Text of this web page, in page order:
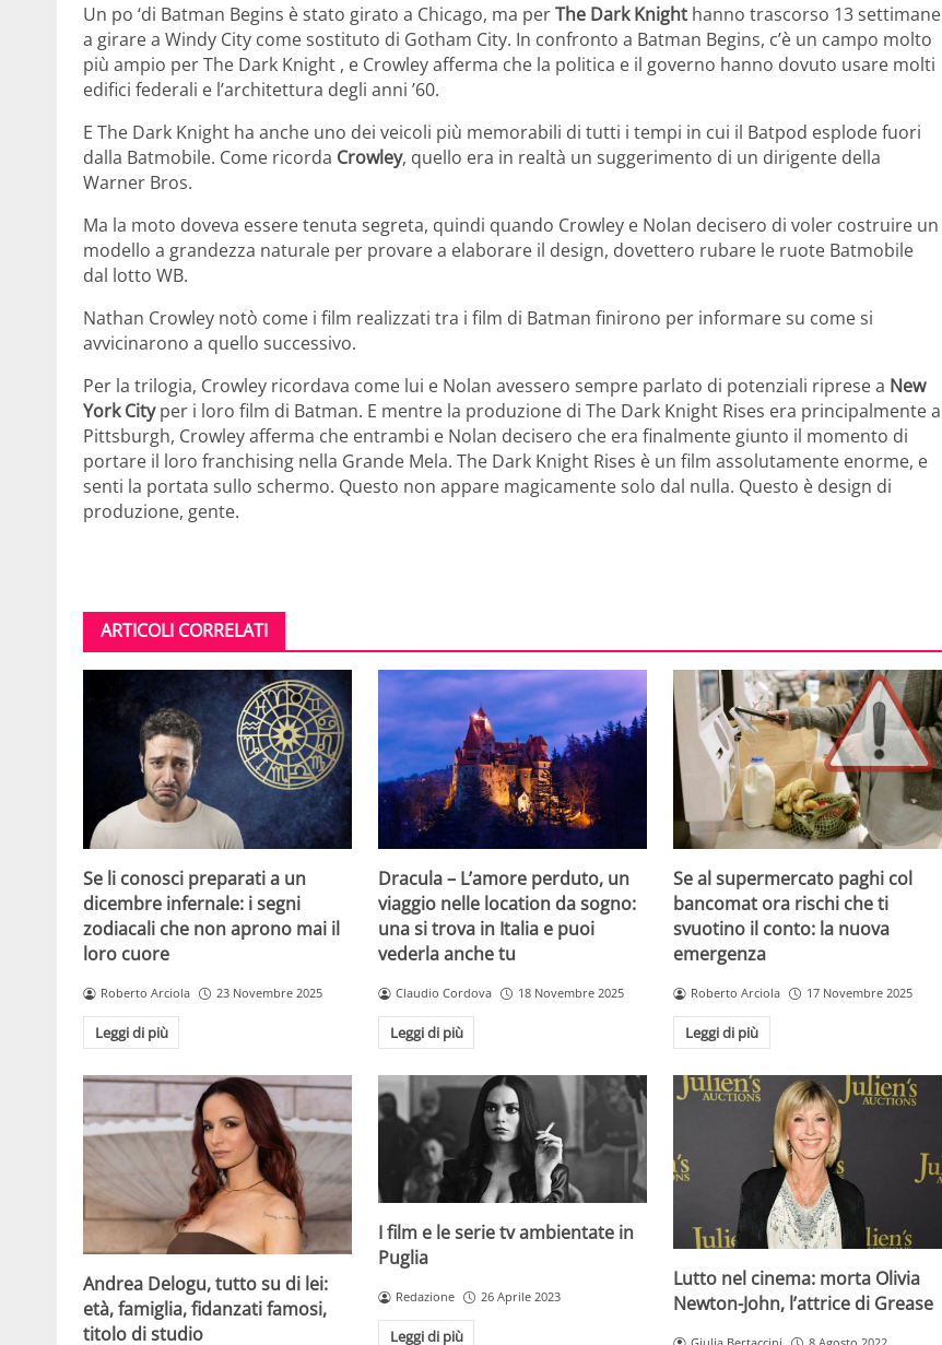
Un po ‘di Batman Begins è stato girato a Chicago, ma perThe Dark Knight hanno trascorso 13 settimane
a girare a Windy City come sostituto di Gotham City. In confronto a Batman Begins, c’è un campo molto
più ampio per The Dark Knight , e Crowley afferma che la politica e il governo hanno dovuto usare molti
edifici federali e l’architettura degli anni ’60.
E The Dark Knight ha anche uno dei veicoli più memorabili di tutti i tempi in cui il Batpod esplode fuori
dalla Batmobile. Come ricorda Crowley, quello era in realtà un suggerimento di un dirigente della
Warner Bros.
Ma la moto doveva essere tenuta segreta, quindi quando Crowley e Nolan decisero di voler costruire un
modello a grandezza naturale per provare a elaborare il design, dovettero rubare le ruote Batmobile
dal lotto WB.
Nathan Crowley notò come i film realizzati tra i film di Batman finirono per informare su come si
avvicinarono a quello successivo.
Per la trilogia, Crowley ricordava come lui e Nolan avessero sempre parlato di potenziali riprese a New
York Cityper i loro film di Batman. E mentre la produzione di The Dark Knight Rises era principalmente a
Pittsburgh, Crowley afferma che entrambi e Nolan decisero che era finalmente giunto il momento di
portare il loro franchising nella Grande Mela. The Dark Knight Rises è un film assolutamente enorme, e
senti la portata sullo schermo. Questo non appare magicamente solo dal nulla. Questo è design di
produzione, gente.
ARTICOLI CORRELATI
Se li conosci preparati a un
dicembre infernale: i segni
zodiacali che non aprono mai il
loro cuore
Roberto Arciola 23 Novembre 2025
Leggi di più
Dracula – L’amore perduto, un
viaggio nelle location da sogno:
una si trova in Italia e puoi
vederla anche tu
Claudio Cordova 18 Novembre 2025
Leggi di più
Se al supermercato paghi col
bancomat ora rischi che ti
svuotino il conto: la nuova
emergenza
Roberto Arciola 17 Novembre 2025
Leggi di più
Andrea Delogu, tutto su di lei:
età, famiglia, fidanzati famosi,
titolo di studio
I film e le serie tv ambientate in
Puglia
Redazione 26 Aprile 2023
Leggi di più
Lutto nel cinema: morta Olivia
Newton-John, l’attrice di Grease